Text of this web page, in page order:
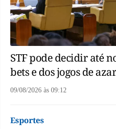
STF pode decidir até
bets e dos jogos de azar
09/08/2026 às 09:12
Esportes